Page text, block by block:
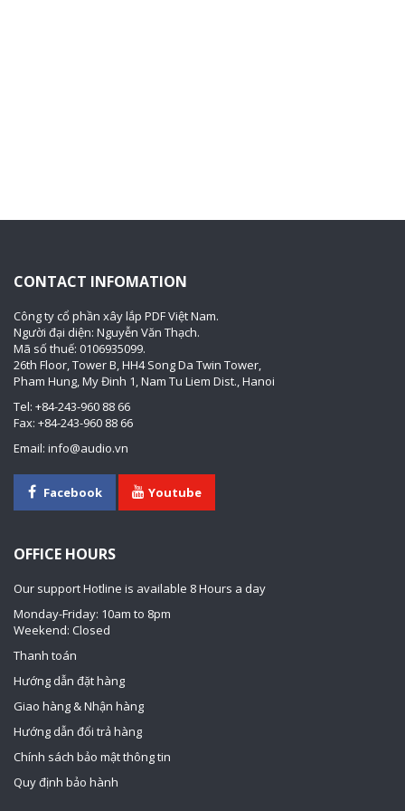
CONTACT INFOMATION
Công ty cổ phần xây lắp PDF Việt Nam.
Người đại diện: Nguyễn Văn Thạch.
Mã số thuế: 0106935099.
26th Floor, Tower B, HH4 Song Da Twin Tower,
Pham Hung, My Đinh 1, Nam Tu Liem Dist., Hanoi
Tel: +84-243-960 88 66
Fax: +84-243-960 88 66
Email: info@audio.vn
Facebook Youtube
OFFICE HOURS
Our support Hotline is available 8 Hours a day
Monday-Friday: 10am to 8pm
Weekend: Closed
Thanh toán
Hướng dẫn đặt hàng
Giao hàng & Nhận hàng
Hướng dẫn đổi trả hàng
Chính sách bảo mật thông tin
Quy định bảo hành